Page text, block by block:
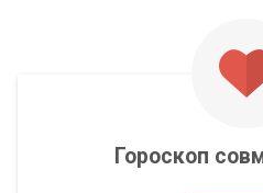
Гороскоп